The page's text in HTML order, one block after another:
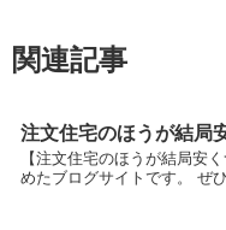
関連記事
注文住宅のほうが結局
【注文住宅のほうが結局安
めたブログサイトです。 ぜ